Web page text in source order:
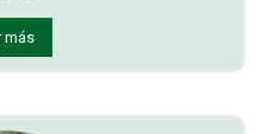
más